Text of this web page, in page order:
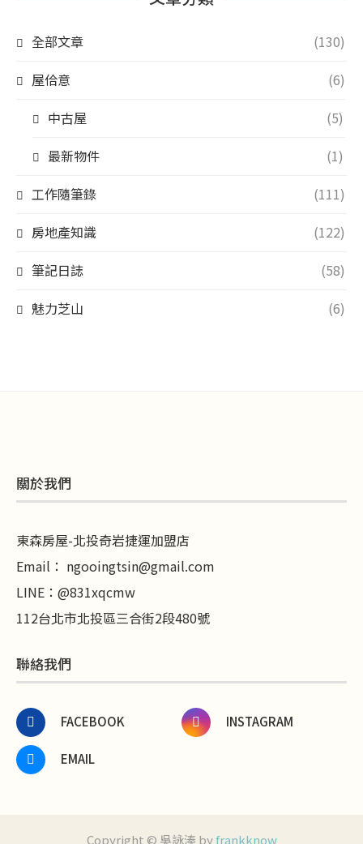
全部文章
(130)
屋佮意
(6)
中古屋
(5)
最新物件
(1)
工作隨筆錄
(111)
房地產知識
(122)
筆記日誌
(58)
魅力芝山
(6)
關於我們
東森房屋-北投奇岩捷運加盟店
Email： ngooingtsin@gmail.com
LINE ： @831xqcmw
112台北市北投區三合街2段480號
聯絡我們
FACEBOOK INSTAGRAM
EMAIL
Copyright © 吳詠溱 byfrankknow